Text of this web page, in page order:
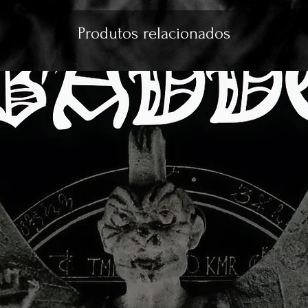
Produtos relacionados